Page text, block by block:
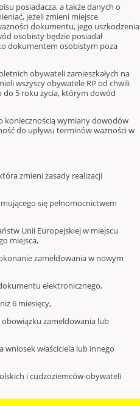
posiadacza, a także danych o
jeżeli zmieni miejsce
dokumentu, jego uszkodzenia
osobisty będzie posiadał
dokumentem osobistym poza
obywateli zamieszkałych na
wszyscy obywatele RP od chwili
do 5 roku życia, którym dowód
wymiany dowodów
do upływu terminów ważności w
zmieni zasady realizacji
się pełnomocnictwem
Unii Europejskiej w miejscu
miejsca,
zameldowania w nowym
elektronicznego,
6 miesięcy,
zameldowania lub
właściciela lub innego
i cudzoziemców-obywateli